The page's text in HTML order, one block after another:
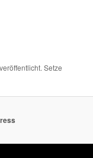
veröffentlicht. Setze